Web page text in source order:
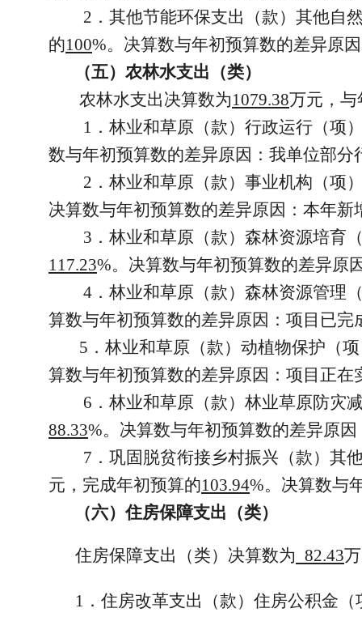
2．其他节能环保支出（款）其他自
的100%。决算数与年初预算数的差异原
（五）农林水支出（类）
农林水支出决算数为1079.38万元，与
1．林业和草原（款）行政运行（项
数与年初预算数的差异原因：我单位部
2．林业和草原（款）事业机构（项
决算数与年初预算数的差异原因：本年新
3．林业和草原（款）森林资源培育
117.23%。决算数与年初预算数的差异原
4．林业和草原（款）森林资源管理
算数与年初预算数的差异原因：项目已完
5．林业和草原（款）动植物保护（
算数与年初预算数的差异原因：项目正在
6．林业和草原（款）林业草原防灾
88.33%。决算数与年初预算数的差异原
7．巩固脱贫衔接乡村振兴（款）其
元，完成年初预算的103.94%。决算数与
（六）住房保障支出（类）
住房保障支出（类）决算数为 82.43
1．住房改革支出（款）住房公积金